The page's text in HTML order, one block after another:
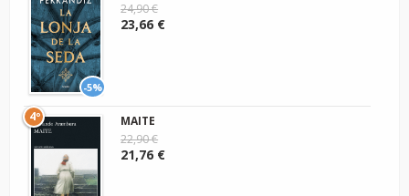
-5%
24,90 €
23,66 €
4º
MAITE
22,90 €
21,76 €